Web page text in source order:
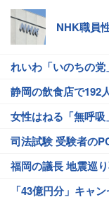
NHK職員
れいわ「いのちの
静岡の飲食店で192
女性はねる「無呼
司法試験 受験者の
福岡の議長 地震巡
「43億円分」キャ